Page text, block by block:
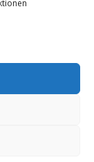
Reserved.